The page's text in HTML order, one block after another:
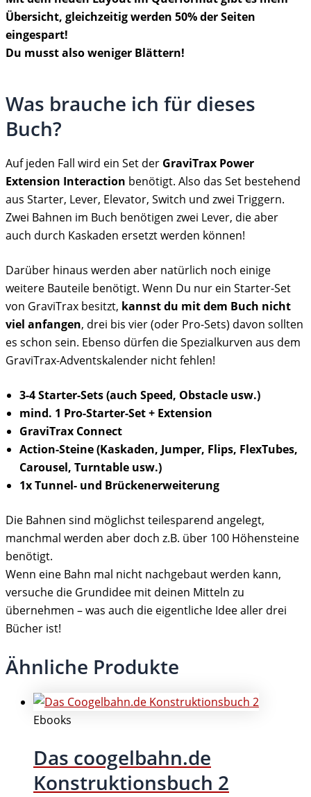
Übersicht, gleichzeitig werden 50% der Seiten
eingespart!
Du musst also weniger Blättern!
Was brauche ich für dieses
Buch?
Auf jeden Fall wird ein Set der GraviTrax Power
Extension Interaction benötigt. Also das Set bestehend
aus Starter, Lever, Elevator, Switch und zwei Triggern.
Zwei Bahnen im Buch benötigen zwei Lever, die aber
auch durch Kaskaden ersetzt werden können!
Darüber hinaus werden aber natürlich noch einige
weitere Bauteile benötigt. Wenn Du nur ein Starter-Set
von GraviTrax besitzt, kannst du mit dem Buch nicht
viel anfangen, drei bis vier (oder Pro-Sets) davon sollten
es schon sein. Ebenso dürfen die Spezialkurven aus dem
GraviTrax-Adventskalender nicht fehlen!
3-4 Starter-Sets (auch Speed, Obstacle usw.)
mind. 1 Pro-Starter-Set + Extension
GraviTrax Connect
Action-Steine (Kaskaden, Jumper, Flips, FlexTubes,
Carousel, Turntable usw.)
1x Tunnel- und Brückenerweiterung
Die Bahnen sind möglichst teilesparend angelegt,
manchmal werden aber doch z.B. über 100 Höhensteine
benötigt.
Wenn eine Bahn mal nicht nachgebaut werden kann,
versuche die Grundidee mit deinen Mitteln zu
übernehmen – was auch die eigentliche Idee aller drei
Bücher ist!
Ähnliche Produkte
Ebooks
Das coogelbahn.de
Konstruktionsbuch 2